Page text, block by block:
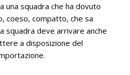
una squadra che ha dovuto
coeso, compatto, che sa
squadra deve arrivare anche
a disposizione del